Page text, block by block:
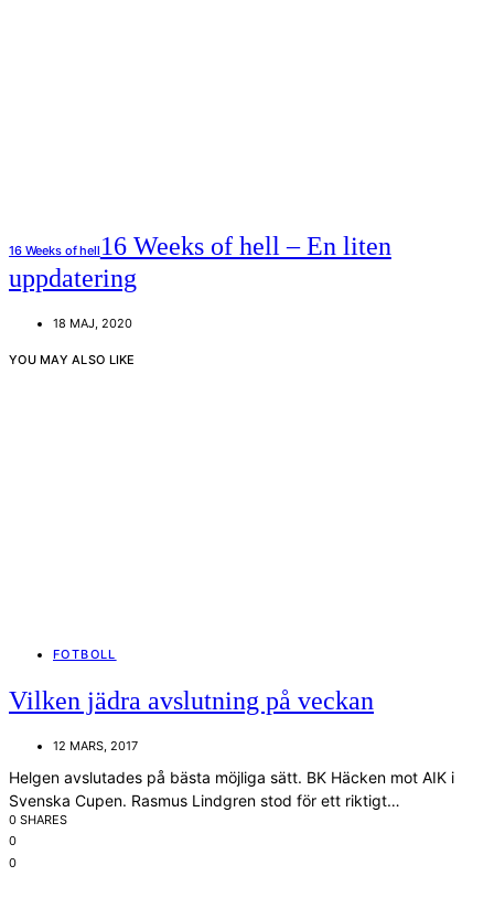
16 Weeks of hell 16 Weeks of hell – En liten
uppdatering
18 MAJ, 2020
YOU MAY ALSO LIKE
FOTBOLL
Vilken jädra avslutning på veckan
12 MARS, 2017
Helgen avslutades på bästa möjliga sätt. BK Häcken mot AIK i
Svenska Cupen. Rasmus Lindgren stod för ett riktigt…
0 SHARES
0
0